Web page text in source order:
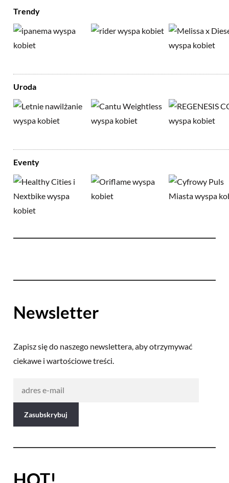
Trendy
Uroda
Eventy
Newsletter
Zapisz się do naszego newslettera, aby otrzymywać
ciekawe i wartościowe treści.